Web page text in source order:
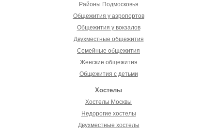
Районы Подмосковья
Общежития у аэропортов
Общежития у вокзалов
Двухместные общежития
Семейные общежития
Женские общежития
Общежития с детьми
Хостелы
Хостелы Москвы
Недорогие хостелы
Двухместные хостелы